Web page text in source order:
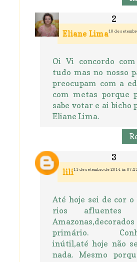
Eliane Lima10 de
Oi Vi concordo
tudo mas no nosso
preocupam com a
com metas porque
sabe votar e ai bicho
Eliane Lima.
lili11 de setembro de 2014 às 07:23
Até hoje sei de cor o
rios
primário.
inútil,até hoje não
nada. Mesmo